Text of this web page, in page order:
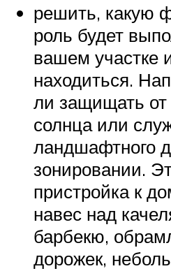
решить, какую
роль будет
вашем участке
находиться.
ли защищать
солнца или
ландшафтного
зонировании.
пристройка к
навес над
барбекю,
дорожек,